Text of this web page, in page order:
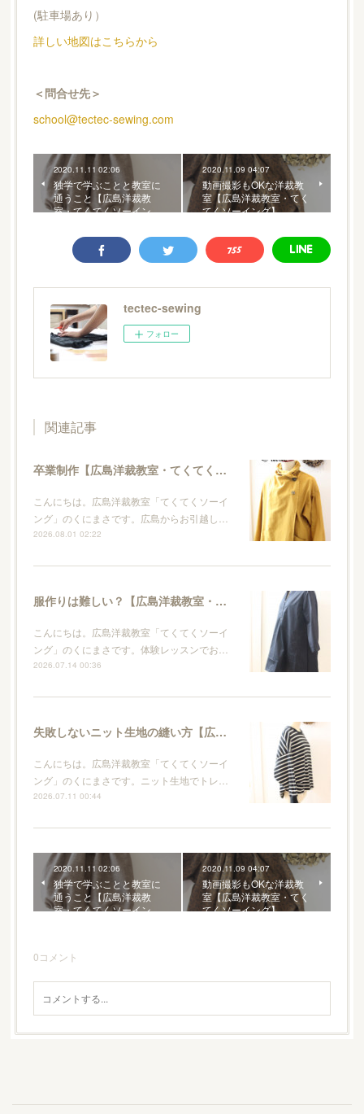
(駐車場あり）
詳しい地図はこちらから
＜問合せ先＞
school@tectec-sewing.com
2020.11.11 02:06
独学で学ぶことと教室に
通うこと【広島洋裁教
室・てくてくソーイン…
2020.11.09 04:07
動画撮影もOKな洋裁教
室【広島洋裁教室・てく
てくソーイング】
tectec-sewing
フォロー
関連記事
卒業制作【広島洋裁教室・てくてくソーイング】
こんにちは。広島洋裁教室「てくてくソーイ
ング」のくにまさです。広島からお引越し…
2026.08.01 02:22
服作りは難しい？【広島洋裁教室・てくてくソーイング】
こんにちは。広島洋裁教室「てくてくソーイ
ング」のくにまさです。体験レッスンでお…
2026.07.14 00:36
失敗しないニット生地の縫い方【広島洋裁教室・てくてくソーイング】
こんにちは。広島洋裁教室「てくてくソーイ
ング」のくにまさです。ニット生地でトレ…
2026.07.11 00:44
2020.11.11 02:06
独学で学ぶことと教室に
通うこと【広島洋裁教
室・てくてくソーイン…
2020.11.09 04:07
動画撮影もOKな洋裁教
室【広島洋裁教室・てく
てくソーイング】
0コメント